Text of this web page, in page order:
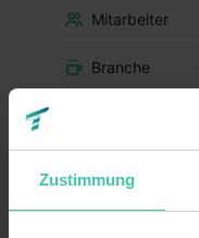
Zustimmung
Mitarbeiter
Branche